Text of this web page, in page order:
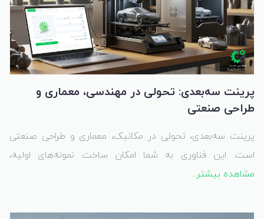
پرینت سه‌بعدی: تحولی در مهندسی، معماری و
طراحی صنعتی
پرینت سه‌بعدی، تحولی در مکانیک، معماری و طراحی صنعتی
است. این فناوری به شما امکان ساخت نمونه‌های اولیه،
سه‌بعدی با کیفیت بالا و تنوع متریال.
مشاهده بیشتر...